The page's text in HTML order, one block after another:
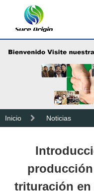
Inicio Noticias
trituración